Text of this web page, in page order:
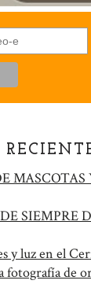
SIEMPRE
y luz en el
de